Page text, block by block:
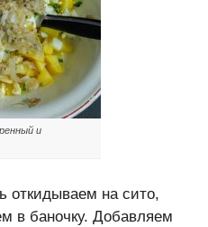
и
откидываем на сито,
в баночку. Добавляем